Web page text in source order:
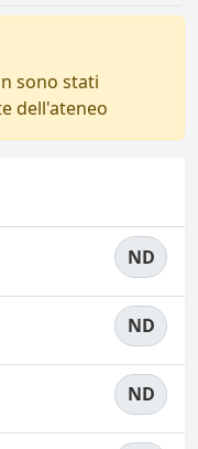
sono stati
dell'ateneo
ND
ND
ND